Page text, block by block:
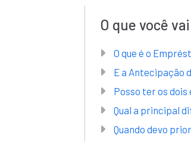
O que você
O que é o
E a Antecipação
Posso ter os
Qual a principal
Quando devo